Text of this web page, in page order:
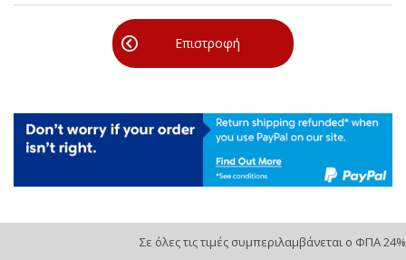
Επιστροφή
Σε όλες τις τιμές συμπεριλαμβάνεται ο ΦΠΑ 24%